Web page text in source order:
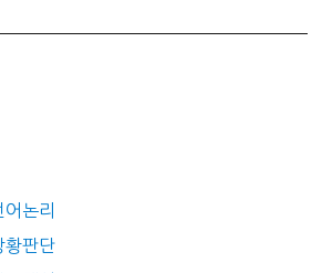
논리
황판단